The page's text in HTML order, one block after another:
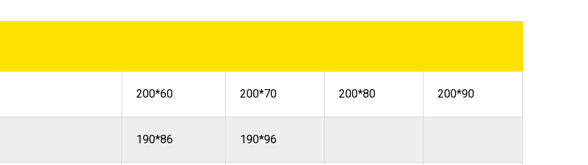
200*60 200*70 200*80 200*90
190*86 190*96